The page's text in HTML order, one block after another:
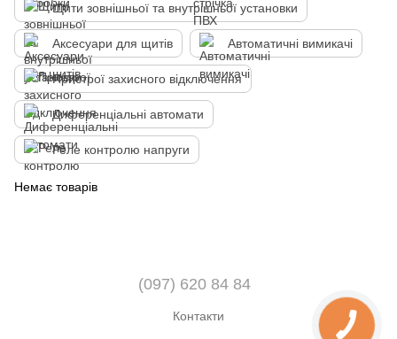
Щити зовнішньої та внутрішньої установки
Аксесуари для щитів Автоматичні вимикачі
Пристрої захисного відключення
Диференціальні автомати
Реле контролю напруги
Немає товарів
(097) 620 84 84
Контакти